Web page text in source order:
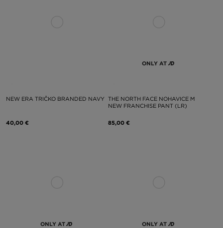
NEW ERA TRIČKO BRANDED NAVY
40,00 €
ONLY AT
THE NORTH FACE NOHAVICE M
NEW FRANCHISE PANT (LR)
85,00 €
ONLY AT ONLY AT